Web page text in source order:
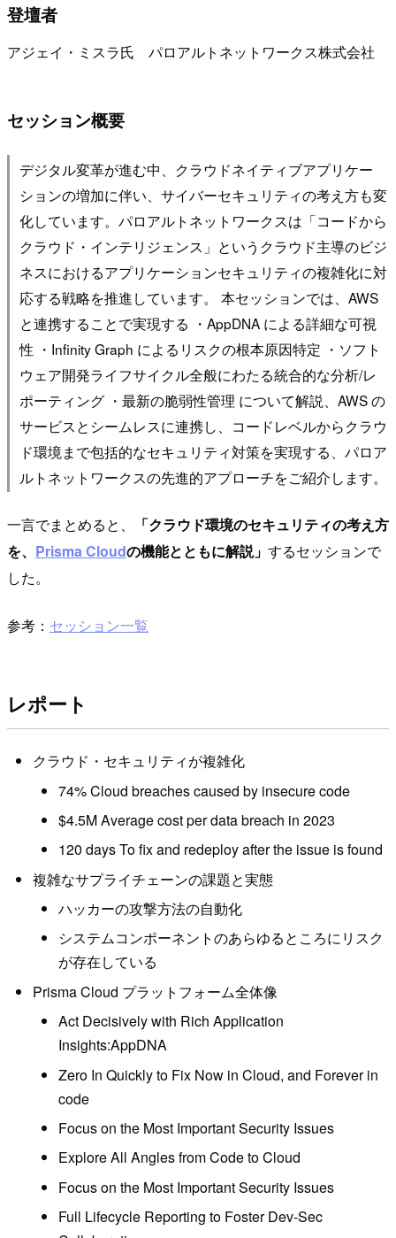
登壇者
アジェイ・ミスラ氏 パロアルトネットワークス株式会社
セッション概要
デジタル変⾰が進む中、クラウドネイティブアプリケー
ションの増加に伴い、サイバーセキュリティの考え⽅も変
化しています。パロアルトネットワークスは「コードから
クラウド・インテリジェンス」というクラウド主導のビジ
ネスにおけるアプリケーションセキュリティの複雑化に対
応する戦略を推進しています。 本セッションでは、AWS
と連携することで実現する ・AppDNA による詳細な可視
性 ・Infinity Graph によるリスクの根本原因特定 ・ソフト
ウェア開発ライフサイクル全般にわたる統合的な分析/レ
ポーティング ・最新の脆弱性管理 について解説、AWS の
サービスとシームレスに連携し、コードレベルからクラウ
ド環境まで包括的なセキュリティ対策を実現する、パロア
ルトネットワークスの先進的アプローチをご紹介します。
一言でまとめると、
「クラウド環境のセキュリティの考え方
を、 Prisma Cloudの機能とともに解説」 するセッションで
した。
参考： セッション一覧
レポート
クラウド・セキュリティが複雑化
74% Cloud breaches caused by insecure code
$4.5M Average cost per data breach in 2023
120 days To fix and redeploy after the issue is found
複雑なサプライチェーンの課題と実態
ハッカーの攻撃方法の自動化
システムコンポーネントのあらゆるところにリスク
が存在している
Prisma Cloud プラットフォーム全体像
Act Decisively with Rich Application
Insights:AppDNA
Zero In Quickly to Fix Now in Cloud, and Forever in
code
Focus on the Most Important Security Issues
Explore All Angles from Code to Cloud
Focus on the Most Important Security Issues
Full Lifecycle Reporting to Foster Dev-Sec